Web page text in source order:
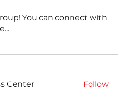
You can connect with
...
Center
Follow